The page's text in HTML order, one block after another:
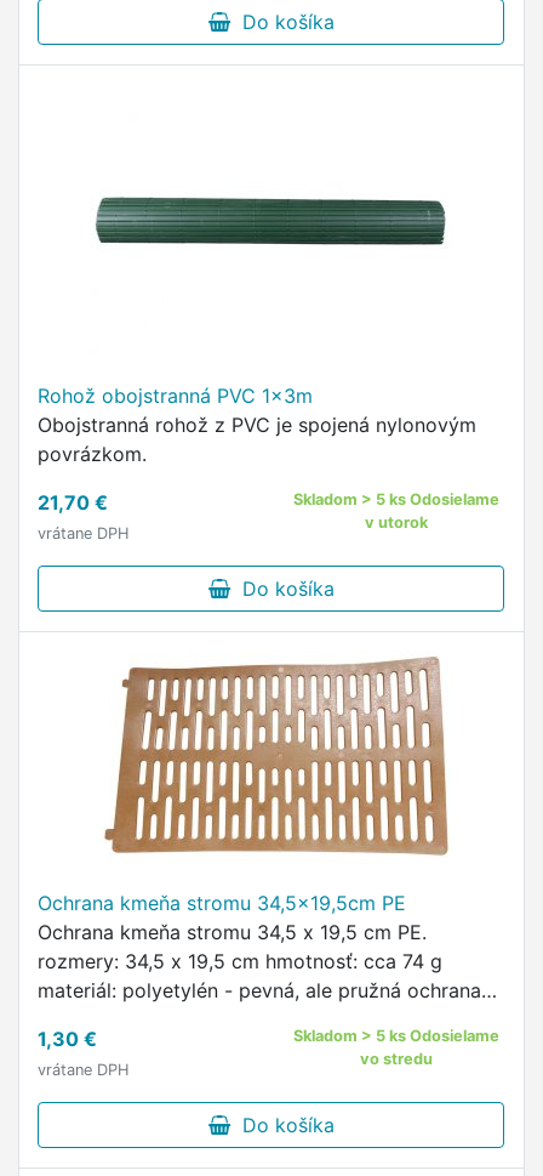
Do košíka
Rohož obojstranná PVC 1x3m
Obojstranná rohož z PVC je spojená nylonovým
povrázkom.
21,70 €
vrátane DPH
Skladom > 5 ks Odosielame
v utorok
Do košíka
Ochrana kmeňa stromu 34,5x19,5cm PE
Ochrana kmeňa stromu 34,5 x 19,5 cm PE.
rozmery: 34,5 x 19,5 cm hmotnosť: cca 74 g
materiál: polyetylén - pevná, ale pružná ochrana
kmeňa pri kosení trávy strunovou …
1,30 €
vrátane DPH
Skladom > 5 ks Odosielame
vo stredu
Do košíka